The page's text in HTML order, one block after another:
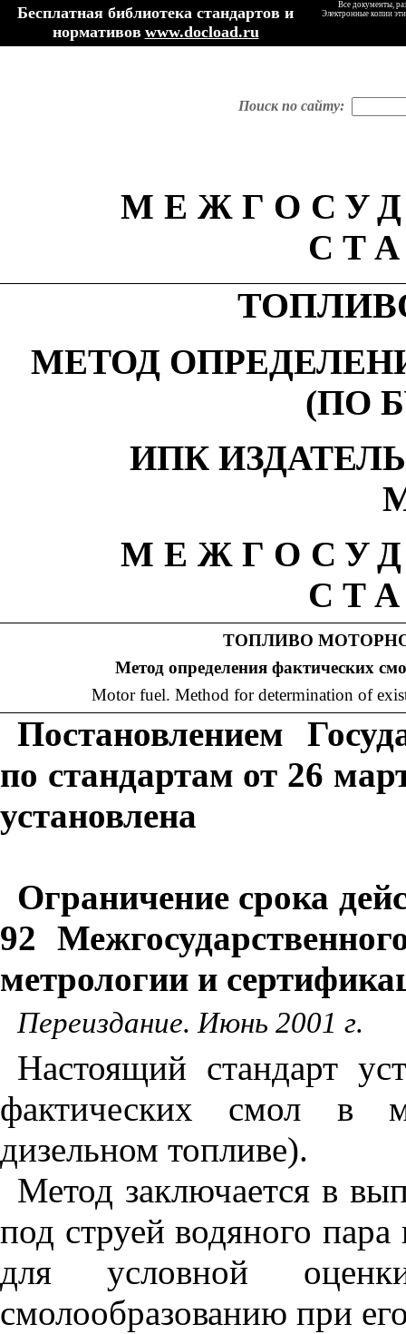
Бесплатная библиотека стандартов и
нормативов www.docload.ru
Все документы,
Электронные копии
Поиск по сайту:
МЕТОД
(ПО
ИПК
ТОПЛИВО
Метод определения фактических
Motor fuel. Method for determination of
Постановлением
по стандартам от 26
установлена
Ограничение срока
92
метрологии и
Переиздание. Июнь 2001 г.
Настоящий стандарт
фактических смол в
дизельном топливе).
Метод заключается в
под струей водяного
для условной
смолообразованию при